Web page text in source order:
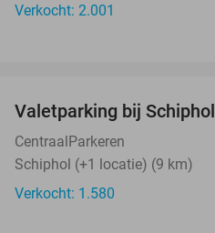
Verkocht: 2.001
Valetparking bij Schiphol
CentraalParkeren
Schiphol (+1 locatie) (9 km)
Verkocht: 1.580